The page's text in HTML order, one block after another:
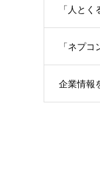
「人と
「ネプ
企業情報